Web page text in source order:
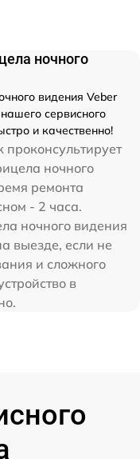
ночного
видения Veber
сервисного
и качественно!
ночного
ремонта
- 2 часа.
ночного видения
выезде, если не
и сложного
в